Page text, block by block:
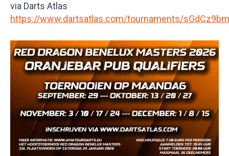
via Darts Atlas
https://www.dartsatlas.com/tournaments/